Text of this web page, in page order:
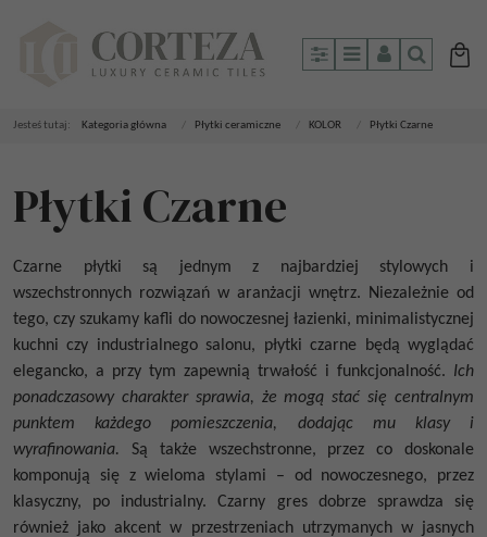
PanelMenuPanelSzukaj
Jesteś tutaj: Kategoria główna Płytki ceramiczne KOLOR Płytki Czarne
Płytki Czarne
Czarne płytki są jednym z najbardziej stylowych i
wszechstronnych rozwiązań w aranżacji wnętrz. Niezależnie od
tego, czy szukamy kafli do nowoczesnej łazienki, minimalistycznej
kuchni czy industrialnego salonu, płytki czarne będą wyglądać
elegancko, a przy tym zapewnią trwałość i funkcjonalność. Ich
ponadczasowy charakter sprawia, że mogą stać się centralnym
punktem każdego pomieszczenia, dodając mu klasy i
wyrafinowania. Są także wszechstronne, przez co doskonale
komponują się z wieloma stylami – od nowoczesnego, przez
klasyczny, po industrialny.Czarny gresdobrze sprawdza się
również jako akcent w przestrzeniach utrzymanych w jasnych